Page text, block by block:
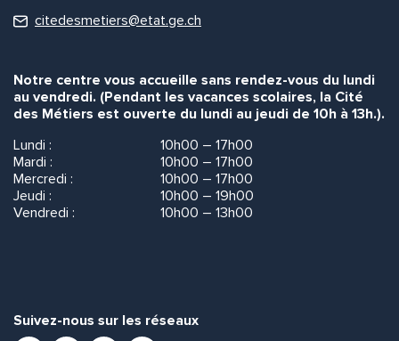
citedesmetiers@etat.ge.ch
Notre centre vous accueille sans rendez-vous du lundi
au vendredi. (Pendant les vacances scolaires, la Cité
des Métiers est ouverte du lundi au jeudi de 10h à 13h.).
Lundi :
10h00 – 17h00
Mardi :
10h00 – 17h00
Mercredi :
10h00 – 17h00
Jeudi :
10h00 – 19h00
Vendredi :
10h00 – 13h00
Suivez-nous sur les réseaux